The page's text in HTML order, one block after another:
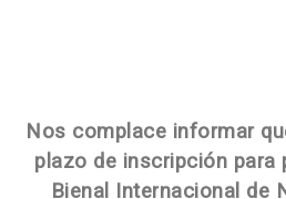
Nos complace informar
plazo de inscripción para
Bienal Internacional de